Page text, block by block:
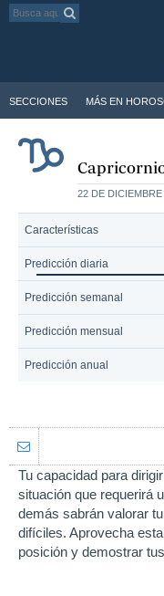
SECCIONES MÁS EN
22 DE
Características
Predicción diaria
Predicción semanal
Predicción mensual
Predicción anual
Tu capacidad para
situación que requerirá
demás sabrán valorar
difíciles. Aprovecha
posición y demostrar